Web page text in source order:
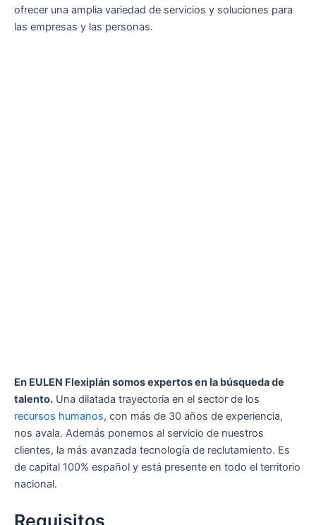
ofrecer una amplia variedad de servicios y soluciones para
las empresas y las personas.
En EULEN Flexiplán somos expertos en la búsqueda de
talento. Una dilatada trayectoria en el sector de los
recursos humanos, con más de 30 años de experiencia,
nos avala. Además ponemos al servicio de nuestros
clientes, la más avanzada tecnología de reclutamiento. Es
de capital 100% español y está presente en todo el territorio
nacional.
Requisitos